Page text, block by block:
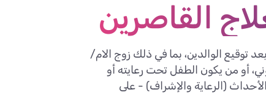
القاصرين
توقيع الوالدين، بما في ذلك زوج الام/
أو من يكون الطفل تحت رعايته أو
(الرعاية والإشراف) - على